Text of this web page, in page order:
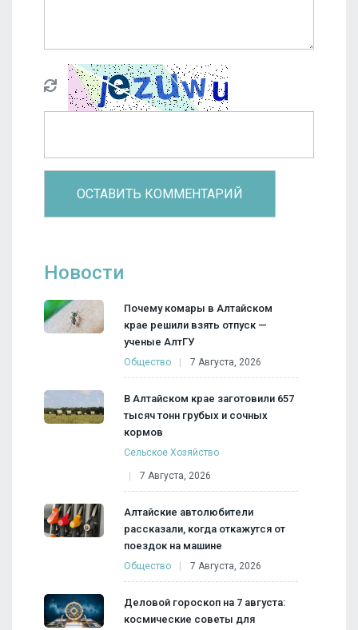
Новости
Почему комары в Алтайском
крае решили взять отпуск —
ученые АлтГУ
Общество 7 Августа, 2026
В Алтайском крае заготовили 657
тысяч тонн грубых и сочных
кормов
Сельское Хозяйство
7 Августа, 2026
Алтайские автолюбители
рассказали, когда откажутся от
поездок на машине
Общество 7 Августа, 2026
Деловой гороскоп на 7 августа:
космические советы для